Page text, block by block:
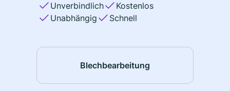
Unverbindlich
Kostenlos
Unabhängig
Schnell
Blechbearbeitung